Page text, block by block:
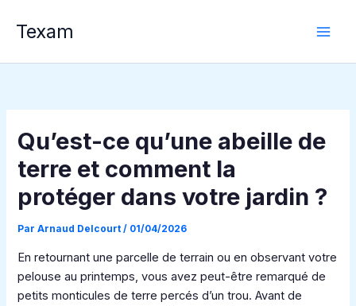
Texam
Qu’est-ce qu’une abeille de
terre et comment la
protéger dans votre jardin ?
ParArnaud Delcourt/ 01/04/2026
En retournant une parcelle de terrain ou en observant votre
pelouse au printemps, vous avez peut-être remarqué de
petits monticules de terre percés d’un trou. Avant de